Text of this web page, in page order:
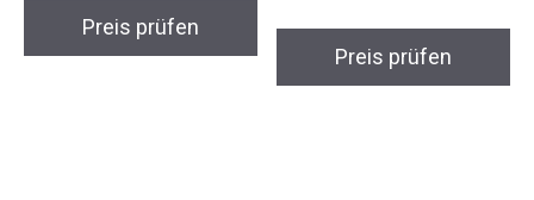
Preis prüfen
Preis prüfen